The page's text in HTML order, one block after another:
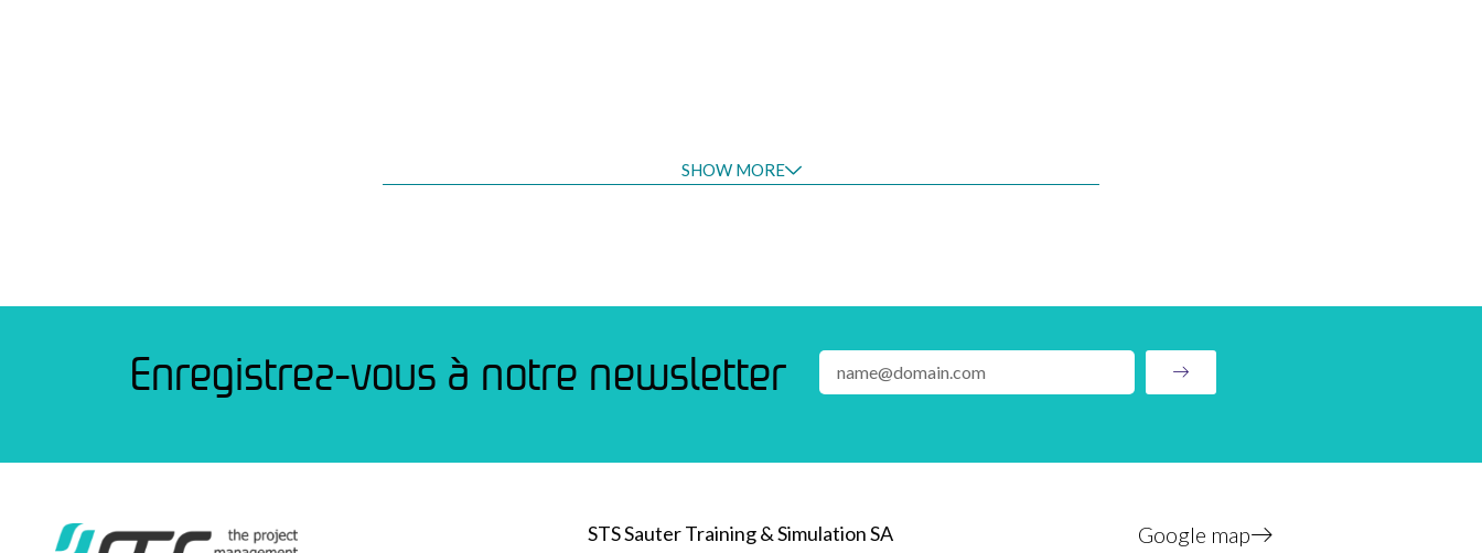
SHOW MORE
Enregistrez-vous à notre newsletter
STS Sauter Training & Simulation SA Google map